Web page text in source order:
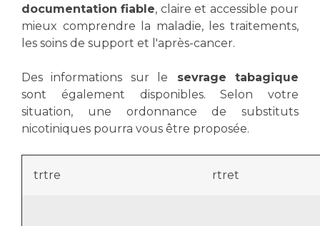
documentation fiable, claire et accessible pour
mieux comprendre la maladie, les traitements,
les soins de support et l'après-cancer.
Des informations sur le sevrage tabagique
sont également disponibles. Selon votre
situation, une ordonnance de substituts
nicotiniques pourra vous être proposée.
trtre rtret